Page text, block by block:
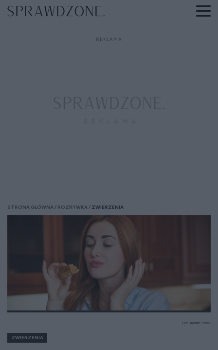
STRONA GŁÓWNA ROZRYWKA ZWIERZENIA
Fot. Adobe Stock
ZWIERZENIA